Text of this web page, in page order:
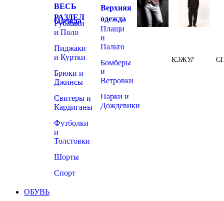
ВЕСЬ
РАЗДЕЛ
Одежда
Рубашки
и Поло
Пиджаки
и Куртки
Брюки и
Джинсы
Свитеры и
Кардиганы
Футболки
и
Толстовки
Шорты
Спорт
Верхняя
одежда
Плащи
и
Пальто
Бомберы
и
Ветровки
Парки и
Дождевики
КЭЖУАЛ
ОБУВЬ